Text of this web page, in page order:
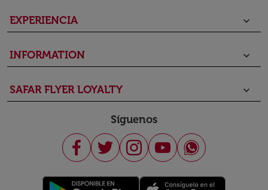
EXPERIENCIA keyboard_arrow_down
INFORMATION keyboard_arrow_down
SAFAR FLYER LOYALTY keyboard_arrow_down
Síguenos